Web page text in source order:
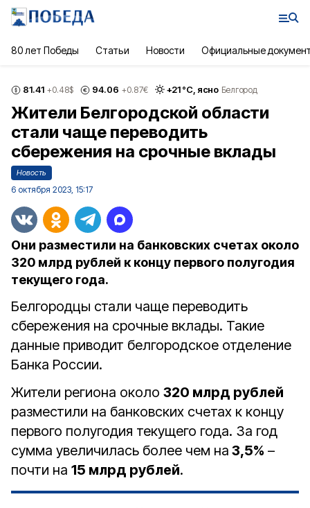
80 лет Победы Статьи Новости Официальные
81.41 +0.48$ 94.06 +0.87€ +21°С, ясно Белгород
Жители Белгородской области
стали чаще переводить
сбережения на срочные вклады
Новость
6 октября 2023, 15:17
Они разместили на банковских счетах около
320 млрд рублей к концу первого полугодия
текущего года.
Белгородцы стали чаще переводить
сбережения на срочные вклады. Такие
данные приводит белгородское отделение
Банка России.
Жители региона около 320 млрд рублей
разместили на банковских счетах к концу
первого полугодия текущего года. За год
сумма увеличилась более чем на 3,5% –
почти на 15 млрд рублей.